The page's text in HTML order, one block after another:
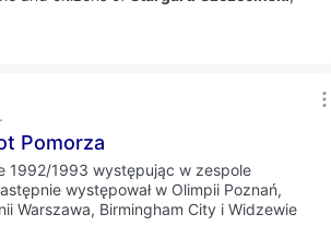
Pomorza
1992/1993 występując w zespole
występował w Olimpii Poznań,
Warszawa, Birmingham City i Widzewie